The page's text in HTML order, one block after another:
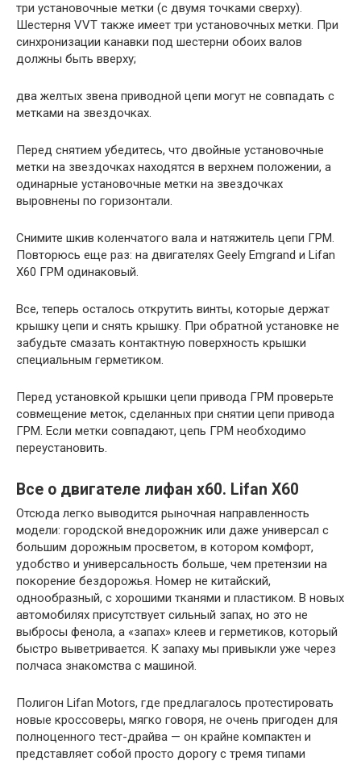
три установочные метки (с двумя точками сверху).
Шестерня VVT также имеет три установочных метки. При
синхронизации канавки под шестерни обоих валов
должны быть вверху;
два желтых звена приводной цепи могут не совпадать с
метками на звездочках.
Перед снятием убедитесь, что двойные установочные
метки на звездочках находятся в верхнем положении, а
одинарные установочные метки на звездочках
выровнены по горизонтали.
Снимите шкив коленчатого вала и натяжитель цепи ГРМ.
Повторюсь еще раз: на двигателях Geely Emgrand и Lifan
X60 ГРМ одинаковый.
Все, теперь осталось открутить винты, которые держат
крышку цепи и снять крышку. При обратной установке не
забудьте смазать контактную поверхность крышки
специальным герметиком.
Перед установкой крышки цепи привода ГРМ проверьте
совмещение меток, сделанных при снятии цепи привода
ГРМ. Если метки совпадают, цепь ГРМ необходимо
переустановить.
Все о двигателе лифан х60. Lifan X60
Отсюда легко выводится рыночная направленность
модели: городской внедорожник или даже универсал с
большим дорожным просветом, в котором комфорт,
удобство и универсальность больше, чем претензии на
покорение бездорожья. Номер не китайский,
однообразный, с хорошими тканями и пластиком. В новых
автомобилях присутствует сильный запах, но это не
выбросы фенола, а «запах» клеев и герметиков, который
быстро выветривается. К запаху мы привыкли уже через
полчаса знакомства с машиной.
Полигон Lifan Motors, где предлагалось протестировать
новые кроссоверы, мягко говоря, не очень пригоден для
полноценного тест-драйва — он крайне компактен и
представляет собой просто дорогу с тремя типами